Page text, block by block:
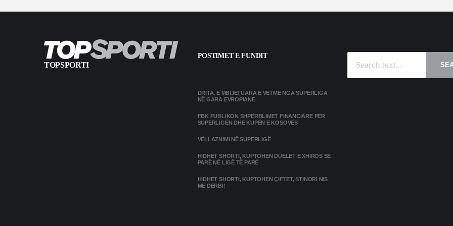
TOPSPORTI
POSTIMET E FUNDIT
DRITA, E MBIJETUARA E VETME NGA SUPERLIGA
NË GARA EVROPIANE
FBK PUBLIKON SHPËRBLIMET FINANCIARE PËR
SUPERLIGËN DHE KUPËN E KOSOVËS
VËLLAZNIMI NË SUPERLIGË
HIDHET SHORTI, KUPTOHEN DUELET E XHIROS SË
PARË NË LIGË TË PARË
HIDHET SHORTI, KUPTOHEN ÇIFTET, STINORI NIS
ME DERBI!